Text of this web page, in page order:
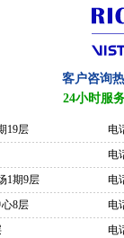
客户咨询
24小时服
19层
电
电
1期9层
电
8层
电
电